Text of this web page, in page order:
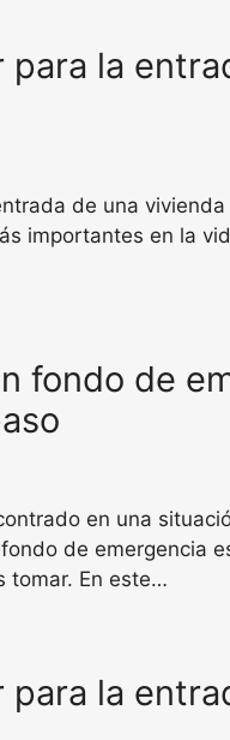
para la
de una
importantes en la
fondo de
en una
de emergencia
tomar. En este…
para la